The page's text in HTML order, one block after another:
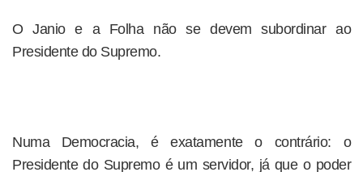
O Janio e a Folha não se devem subordinar ao
Presidente do Supremo.
Numa Democracia, é exatamente o contrário: o
Presidente do Supremo é um servidor, já que o poder